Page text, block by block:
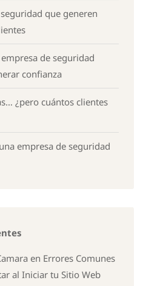
que generen
de seguridad
confianza
¿pero cuántos clientes
empresa de seguridad
en Errores Comunes
al Iniciar tu Sitio Web